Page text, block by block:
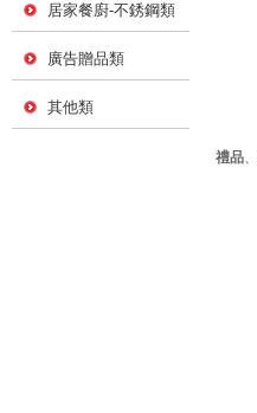
居家餐廚-不銹鋼類
廣告贈品類
其他類
禮品、